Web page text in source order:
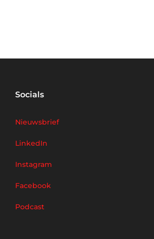
Socials
Nieuwsbrief
LinkedIn
Instagram
Facebook
Podcast